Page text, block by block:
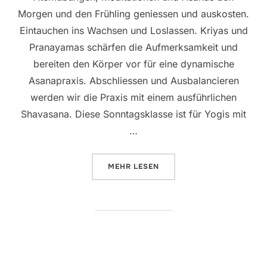
Morgen und den Frühling geniessen und auskosten.
Eintauchen ins Wachsen und Loslassen. Kriyas und
Pranayamas schärfen die Aufmerksamkeit und
bereiten den Körper vor für eine dynamische
Asanapraxis. Abschliessen und Ausbalancieren
werden wir die Praxis mit einem ausführlichen
Shavasana. Diese Sonntagsklasse ist für Yogis mit
…
MEHR ÜBER „FRÜHLINGSVIBES – 2H
LESEN